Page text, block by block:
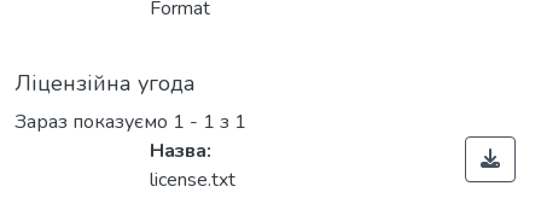
Format
Ліцензійна угода
Зараз показуємо 1 - 1 з 1
Назва:
license.txt